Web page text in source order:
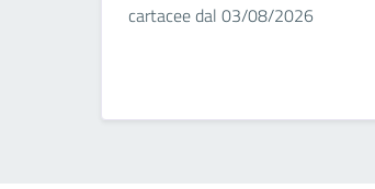
cartacee dal 03/08/2026